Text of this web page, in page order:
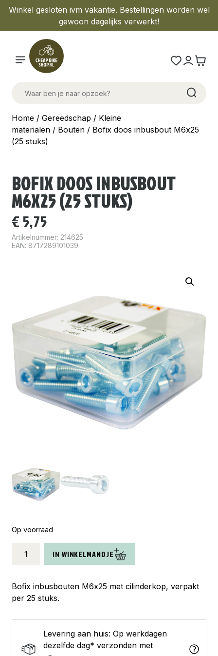
Winkel gesloten ivm vakantie. Bestellingen worden wel
gewoon dagelijks verwerkt!
Home / Gereedschap / Kleine
materialen / Bouten / Bofix doos inbusbout M6x25
(25 stuks)
BOFIX DOOS INBUSBOUT
M6X25 (25 STUKS)
€ 5,75
Artikelnummer: 214625
EAN: 8717289101039
Op voorraad
doos
M6x25
(25
aantal
IN WINKELMANDJE
Bofix inbusbouten M6x25 met cilinderkop, verpakt
per 25 stuks.
Levering aan huis: Op werkdagen
dezelfde dag* verzonden met